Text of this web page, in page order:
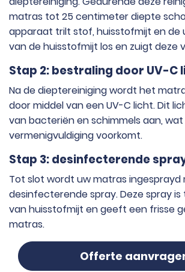
matras tot 25 centimeter diepte
apparaat trilt stof, huisstofmijt en de
van de huisstofmijt los en zuigt deze
Stap 2: bestraling door UV-C
Na de dieptereiniging wordt het
door middel van een UV-C licht. Dit
van bacteriën en schimmels aan,
vermenigvuldiging voorkomt.
Stap 3: desinfecterende
Tot slot wordt uw matras ingesprayd
desinfecterende spray. Deze spray
van huisstofmijt en geeft een frisse
matras.
Offerte